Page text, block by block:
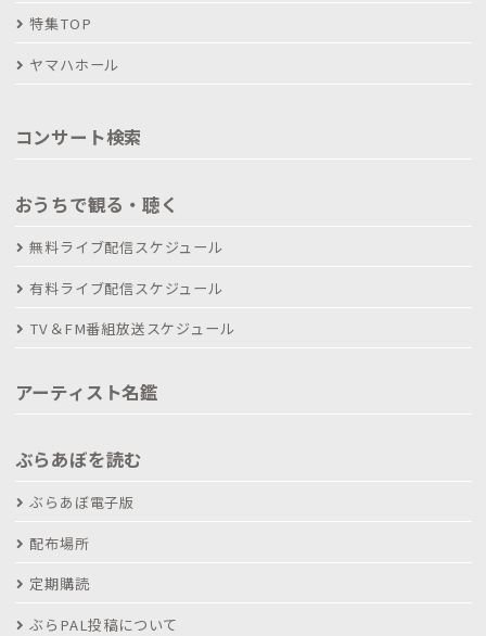
特集TOP
ヤマハホール
コンサート検索
おうちで観る・聴く
無料ライブ配信スケジュール
有料ライブ配信スケジュール
TV＆FM番組放送スケジュール
アーティスト名鑑
ぶらあぼを読む
ぶらあぼ電子版
配布場所
定期購読
ぶらPAL投稿について